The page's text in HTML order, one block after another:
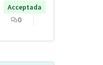
Acceptada
0